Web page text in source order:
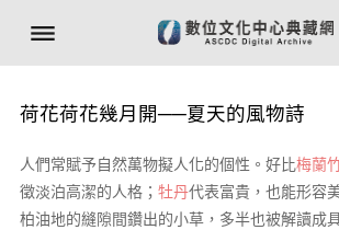
荷花荷花幾月開──夏天的風物詩
人們常賦予自然萬物擬人化的個性。好比梅蘭
徵淡泊高潔的人格； 牡丹代表富貴，也能形容
柏油地的縫隙間鑽出的小草，多半也被解讀成